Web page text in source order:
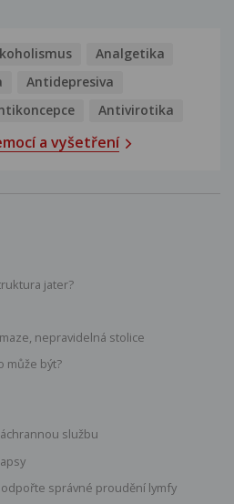
Analgetika
Antidepresiva
Antivirotika
a vyšetření
jater?
nepravidelná stolice
může být?
službu
správné proudění lymfy